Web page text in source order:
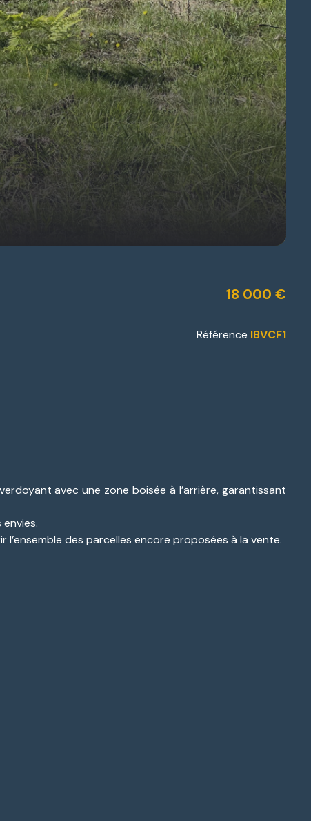
18 000 €
Référence IBVCF1
avec une zone boisée à l’arrière, garantissant
des parcelles encore proposées à la vente.